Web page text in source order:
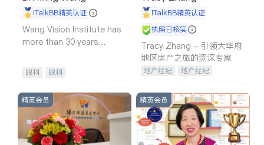
iTalkBB精英认证
Wang Vision Institute has
more than 30 years
眼科 眼科
iTalkBB精英认证
执照已核实
Tracy Zhang - 引领大华府
地区房产之旅的资深专家
地产经纪
地产经纪
商铺租售
开发商建商
精英会员 精英会员